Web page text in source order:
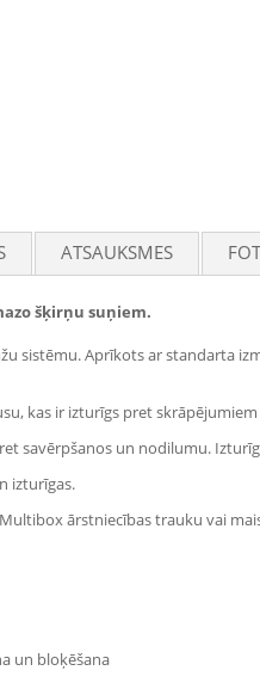
ATSAUKSMES
šķirņu suņiem.
sistēmu. Aprīkots ar standarta
kas ir izturīgs pret
savērpšanos un nodilumu.
izturīgas.
ārstniecības trauku vai
un bloķēšana